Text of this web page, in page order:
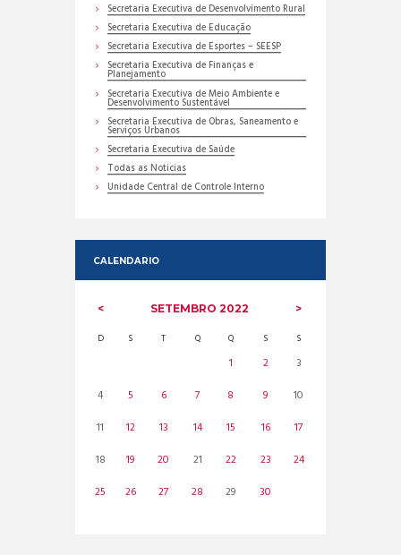
Secretaria Executiva de Desenvolvimento Rural
Secretaria Executiva de Educação
Secretaria Executiva de Esportes – SEESP
Secretaria Executiva de Finanças e
Planejamento
Secretaria Executiva de Meio Ambiente e
Desenvolvimento Sustentável
Secretaria Executiva de Obras, Saneamento e
Serviços Urbanos
Secretaria Executiva de Saúde
Todas as Noticias
Unidade Central de Controle Interno
CALENDARIO
SETEMBRO 2022
D S T Q Q S S
1 2
3
4
5 6 7 8 9
10
11
12 13 14 15 16
17
18
19 20 21 22 23
24
25
26 27 28 29 30